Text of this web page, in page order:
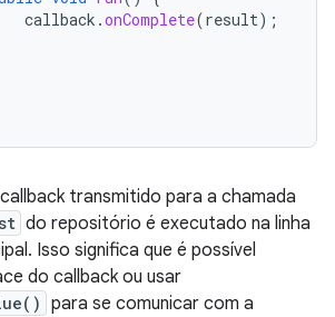
callback .onComplete(result);
transmitido para a chamada
do repositório é executado na linha
Isso significa que é possível
do callback ou usar
para se comunicar com a